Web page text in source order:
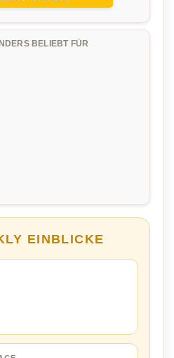
BELIEBT FÜR
EINBLICKE